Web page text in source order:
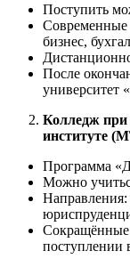
Поступить
Современные
бизнес,
После
университет
Колледж при
институте
Программа
Можно
Сокращённые
поступлении